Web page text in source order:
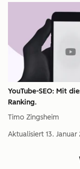
YouTube-SEO: Mit
Ranking.
Timo Zingsheim
Aktualisiert 13. Januar